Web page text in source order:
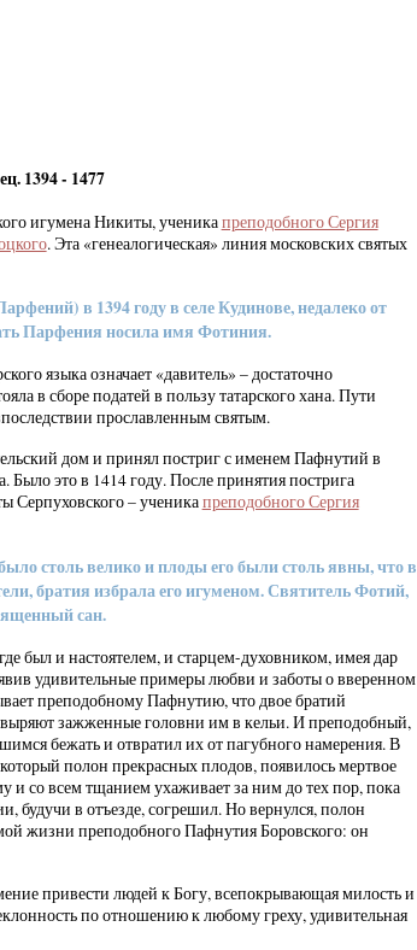
1394 - 1477
игумена Никиты, ученикапреподобного Сергия
. Эта «генеалогическая» линия московских святых
в 1394 году в селе Кудинове, недалеко от
Парфения носила имя Фотиния.
языка означает «давитель» – достаточно
в сборе податей в пользу татарского хана. Пути
прославленным святым.
дом и принял постриг с именем Пафнутий в
это в 1414 году. После принятия пострига
Серпуховского – ученикапреподобного Сергия
столь велико и плоды его были столь явны, что в
братия избрала его игуменом. Святитель Фотий,
сан.
был и настоятелем, и старцем-духовником, имея дар
удивительные примеры любви и заботы о вверенном
преподобному Пафнутию, что двое братий
зажженные головни им в кельи. И преподобный,
бежать и отвратил их от пагубного намерения. В
полон прекрасных плодов, появилось мертвое
и со всем тщанием ухаживает за ним до тех пор, пока
будучи в отъезде, согрешил. Но вернулся, полон
жизни преподобного Пафнутия Боровского: он
привести людей к Богу, всепокрывающая милость и
по отношению к любому греху, удивительная